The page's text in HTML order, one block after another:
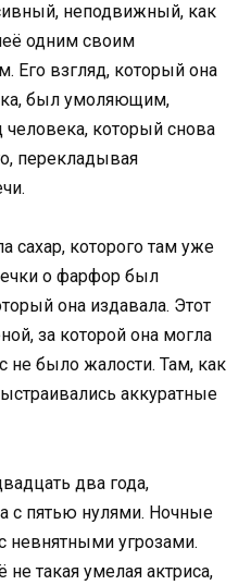
неподвижный, как
одним своим
Его взгляд, который она
был умоляющим,
который снова
перекладывая
которого там уже
о фарфор был
она издавала. Этот
за которой она могла
не было жалости. Там, как
аккуратные
два года,
с пятью нулями. Ночные
невнятными угрозами.
такая умелая актриса,